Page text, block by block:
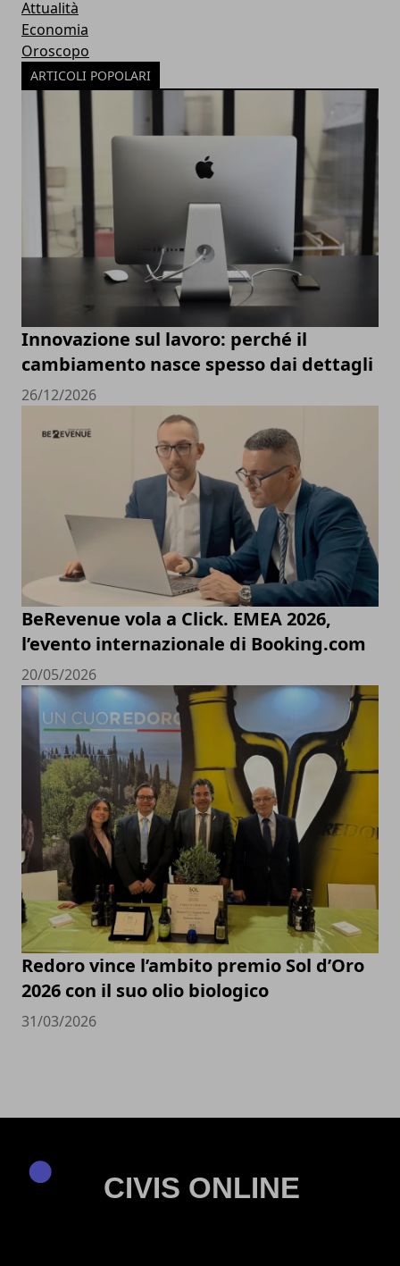
Attualità
Economia
Oroscopo
ARTICOLI POPOLARI
Innovazione sul lavoro: perché il
cambiamento nasce spesso dai dettagli
26/12/2026
BeRevenue vola a Click. EMEA 2026,
l’evento internazionale di Booking.com
20/05/2026
Redoro vince l’ambito premio Sol d’Oro
2026 con il suo olio biologico
31/03/2026